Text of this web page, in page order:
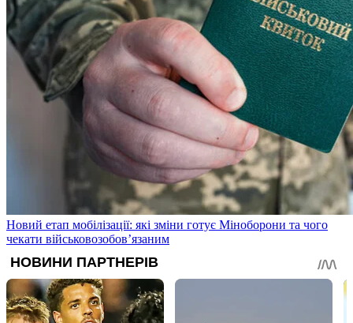
Новий етап мобілізації: які зміни готує Міноборони та чого
чекати військовозобов’язаним